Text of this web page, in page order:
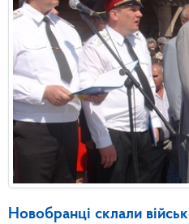
Новобранці склали